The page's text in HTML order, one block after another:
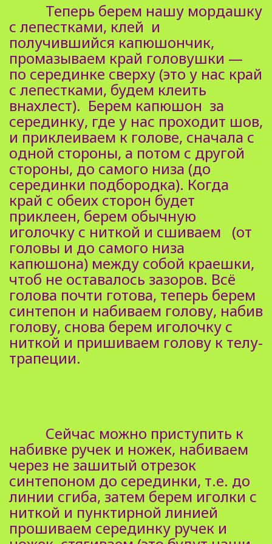
Теперь берем нашу мордашку
с лепестками, клей и
получившийся капюшончик,
промазываем край головушки —
по серединке сверху (это у нас край
с лепестками, будем клеить
внахлест). Берем капюшон за
серединку, где у нас проходит шов,
и приклеиваем к голове, сначала с
одной стороны, а потом с другой
стороны, до самого низа (до
серединки подбородка). Когда
край с обеих сторон будет
приклеен, берем обычную
иголочку с ниткой и сшиваем (от
головы и до самого низа
капюшона) между собой краешки,
чтоб не оставалось зазоров. Всё
голова почти готова, теперь берем
синтепон и набиваем голову, набив
голову, снова берем иголочку с
ниткой и пришиваем голову к телу-
трапеции.
Сейчас можно приступить к
набивке ручек и ножек, набиваем
через не зашитый отрезок
синтепоном до серединки, т.е. до
линии сгиба, затем берем иголки с
ниткой и пунктирной линией
прошиваем серединку ручек и